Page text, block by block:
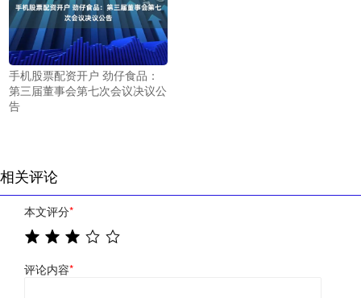
手机股票配资开户 劲仔食品：
第三届董事会第七次会议决议公
告
相关评论
本文评分*
评论内容*